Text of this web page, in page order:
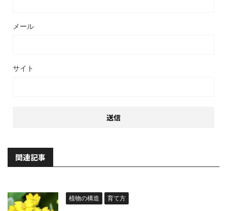
メール
サイト
関連記事
植物の構造 育て方